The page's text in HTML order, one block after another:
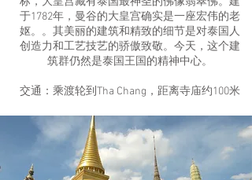
于1782年，曼谷的大皇宫确实是一座宏伟的老
妪。。其美丽的建筑和精致的细节是对泰国人
创造力和工艺技艺的骄傲致敬。今天，这个建
筑群仍然是泰国王国的精神中心。
交通：乘渡轮到Tha Chang，距离寺庙约100米